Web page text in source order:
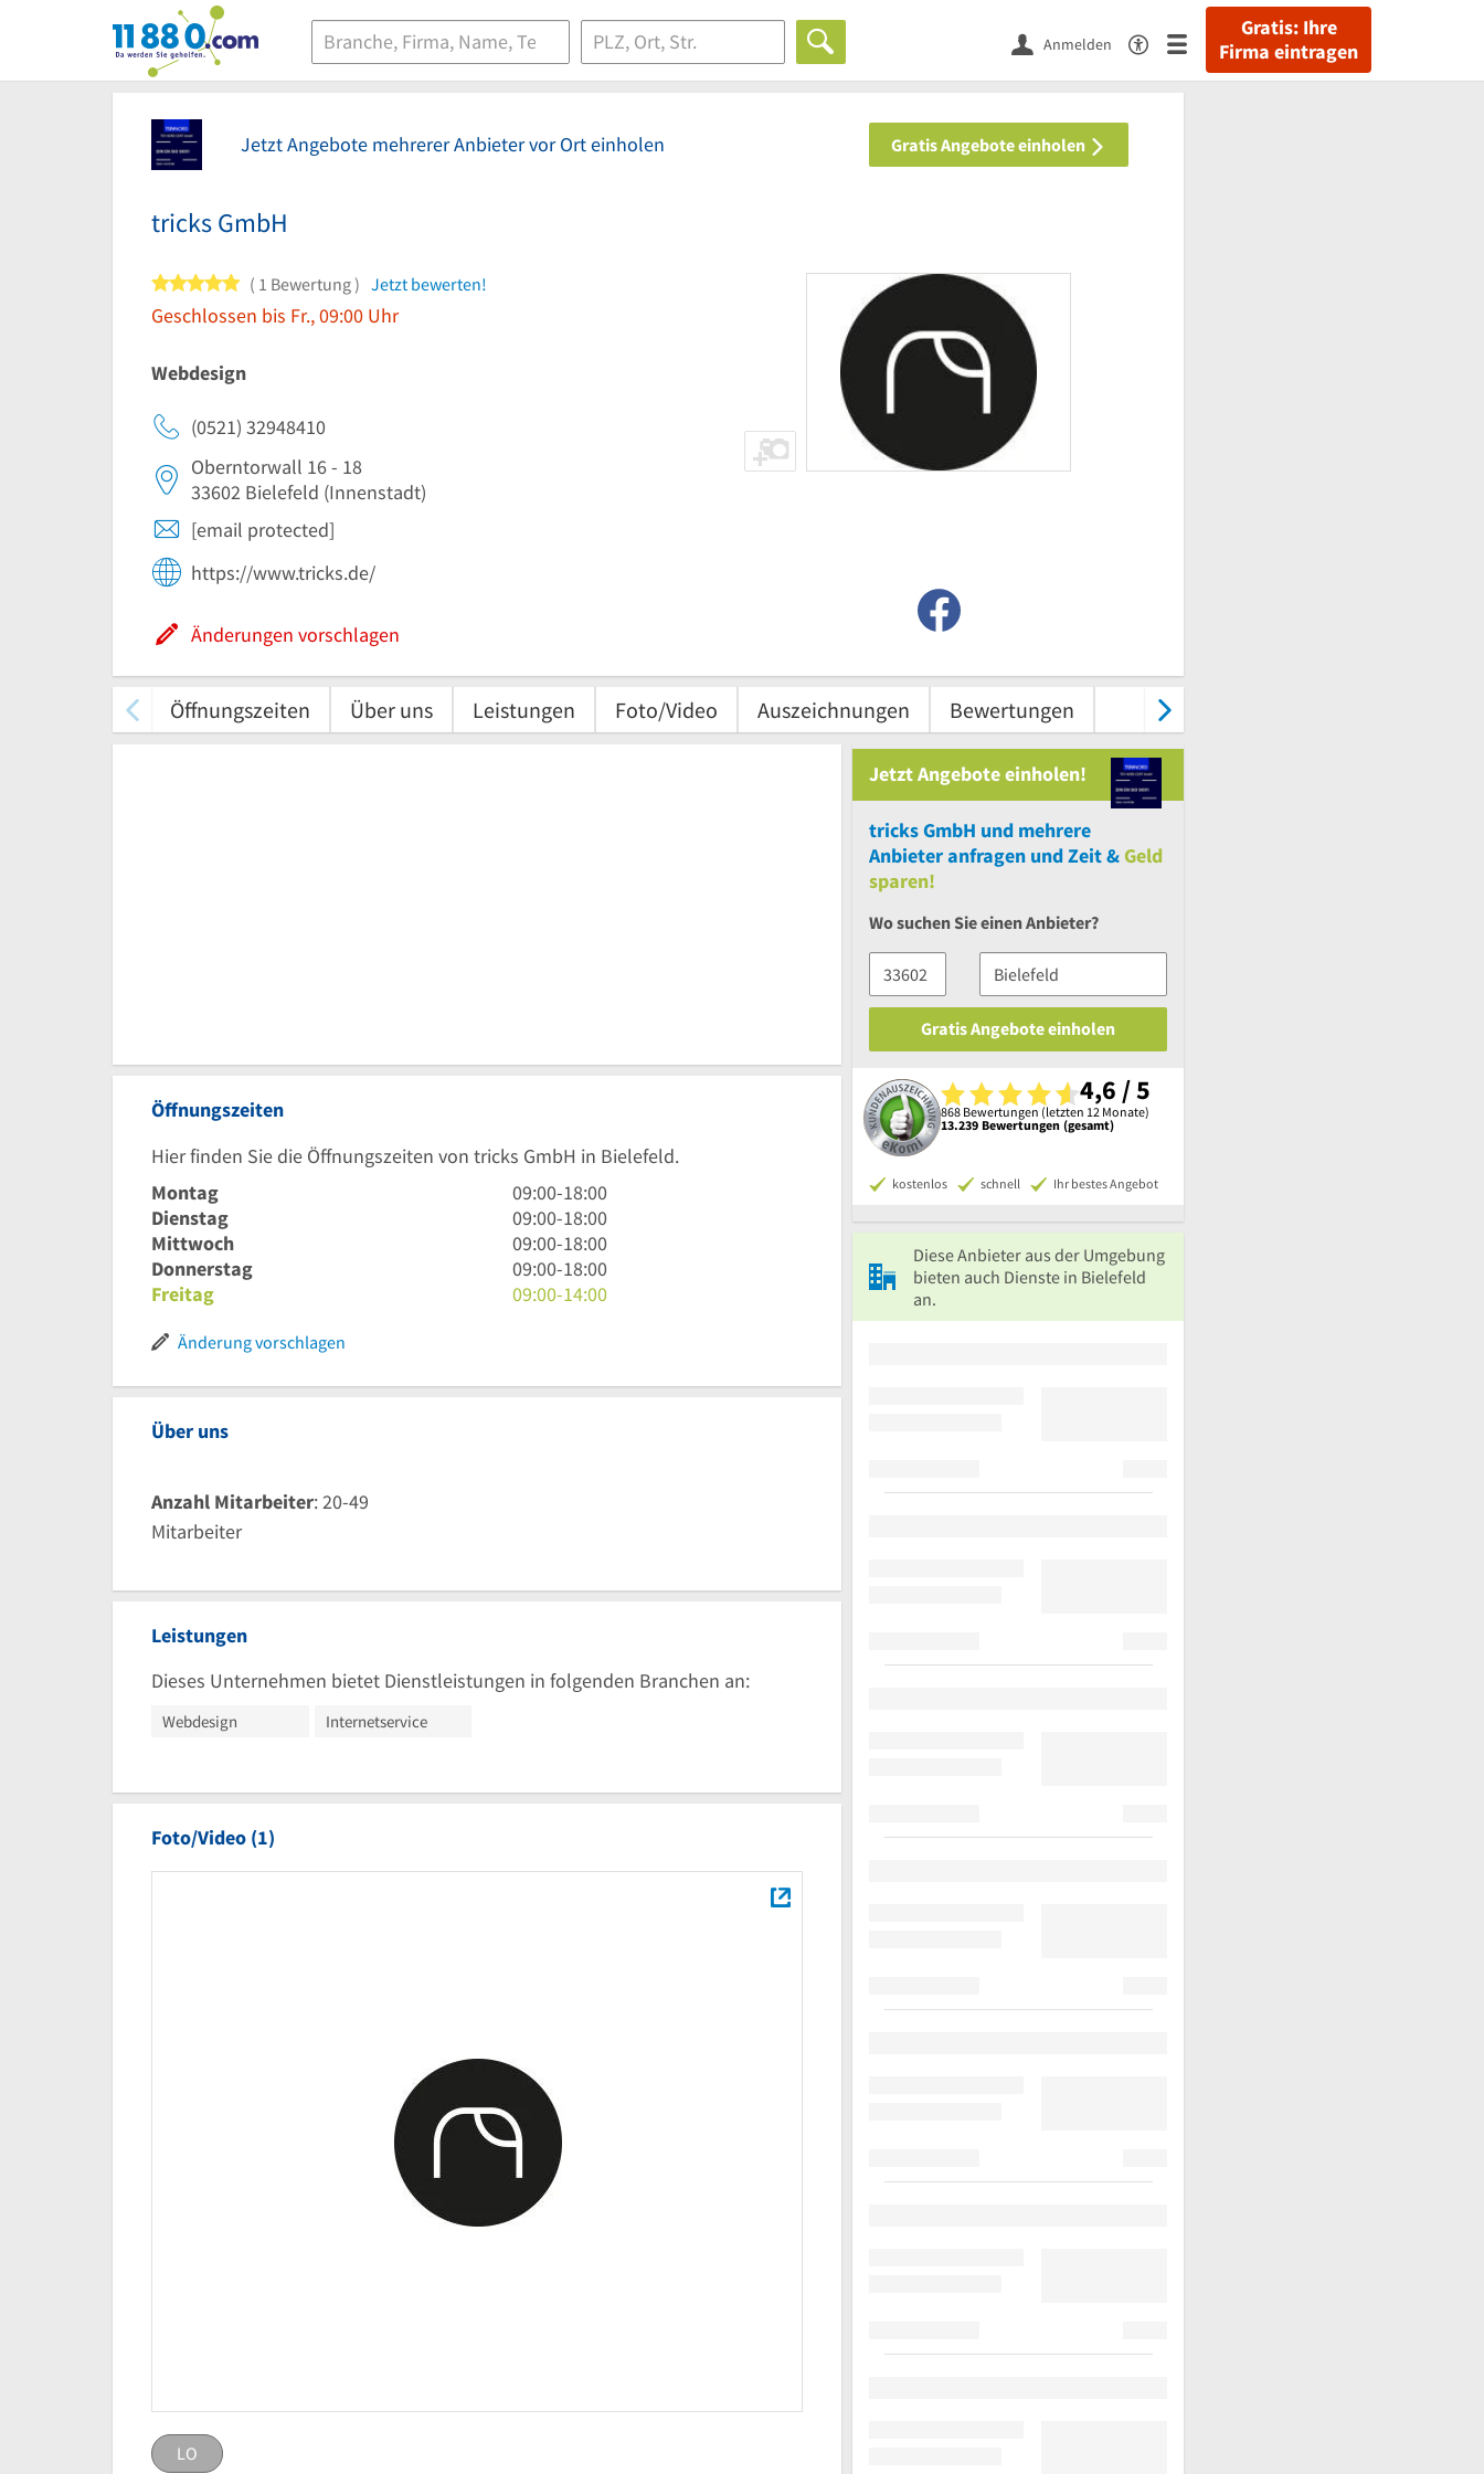
11880.com
Gratis: Ihre
Firma eintragen
Anmelden
Jetzt Angebote mehrerer Anbieter vor Ort einholen Gratis Angebote einholen
tricks GmbH
5 von 5 Sternen
1 Bewertung Jetzt bewerten!
Geschlossen bis Fr., 09:00 Uhr
Webdesign
(0521) 32948410
Oberntorwall 16 - 18
33602 Bielefeld (Innenstadt)
[email protected]
https://www.tricks.de/
Änderungen vorschlagen
Öffnungszeiten Über uns Leistungen Foto/Video Auszeichnungen Bewertungen Karte & Route
Öffnungszeiten
Hier finden Sie die Öffnungszeiten von tricks GmbH in Bielefeld.
Montag
9
Uhr
bis
18
Uhr
09:00-18:00
Dienstag
9
Uhr
bis
18
09:00-18:00
Mittwoch
9
Uhr
bis
09:00-18:00
Donnerstag
9
Uhr
09:00-18:00
Freitag
9
Uhr
09:00-14:00
Änderung vorschlagen
Über uns
Anzahl Mitarbeiter: 20-49
Mitarbeiter
Leistungen
Dieses Unternehmen bietet Dienstleistungen in folgenden Branchen an:
Webdesign Internetservice
Foto/Video (1)
LOLO
Jetzt Angebote einholen!
tricks GmbH und mehrere
Anbieter anfragen und Zeit &Geld
sparen!
Wo suchen Sie einen Anbieter?
Gratis Angebote einholen
4,6 / 5
868 Bewertungen (letzten 12 Monate)
13.239 Bewertungen (gesamt)
kostenlos schnell Ihr bestes Angebot
Diese Anbieter aus der Umgebung
bieten auch Dienste in Bielefeld
an.